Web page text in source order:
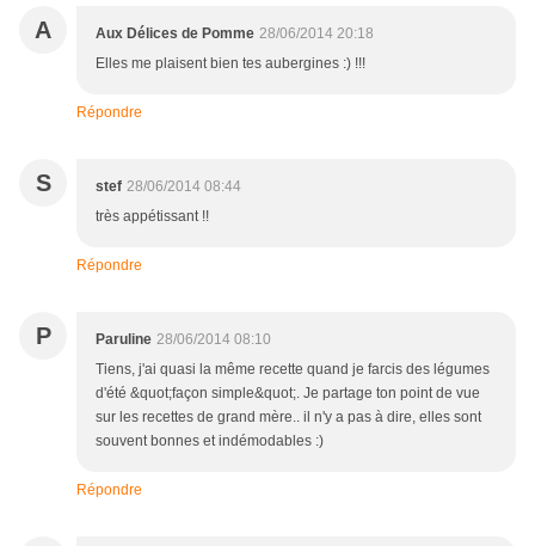
A Aux Délices de Pomme 28/06/2014 20:18
Elles me plaisent bien tes aubergines :) !!!
Répondre
S stef 28/06/2014 08:44
très appétissant !!
Répondre
P Paruline 28/06/2014 08:10
Tiens, j'ai quasi la même recette quand je farcis des légumes
d'été &quot;façon simple&quot;. Je partage ton point de vue
sur les recettes de grand mère.. il n'y a pas à dire, elles sont
souvent bonnes et indémodables :)
Répondre